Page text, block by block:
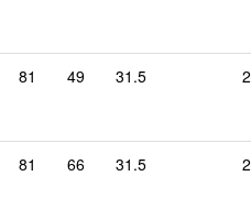
81 49 31.5
81 66 31.5